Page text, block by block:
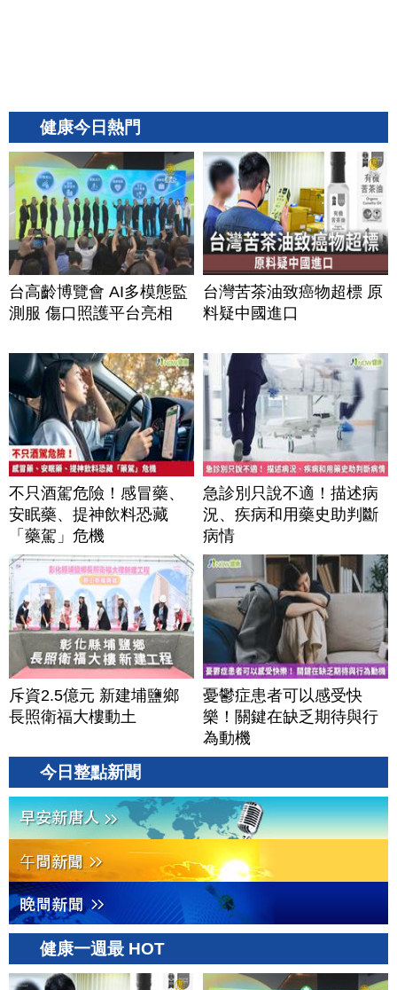
健康今日熱門
台高齡博覽會 AI多模態監
測服 傷口照護平台亮相
台灣苦茶油致癌物超標 原
料疑中國進口
不只酒駕危險！感冒藥、
安眠藥、提神飲料恐藏
「藥駕」危機
急診別只說不適！描述病
況、疾病和用藥史助判斷
病情
斥資2.5億元 新建埔鹽鄉
長照衛福大樓動土
憂鬱症患者可以感受快
樂！關鍵在缺乏期待與行
為動機
今日整點新聞
健康一週最 HOT